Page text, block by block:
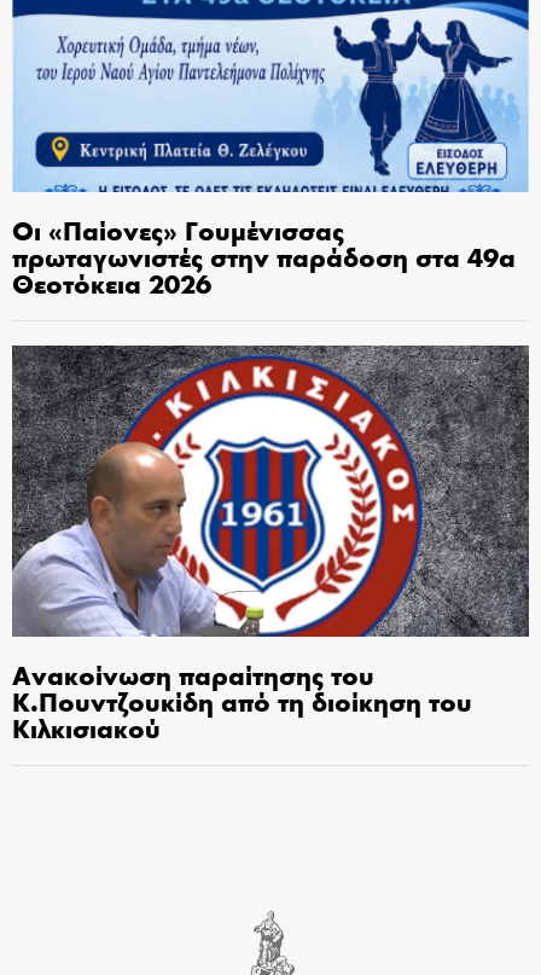
Οι «Παίονες» Γουμένισσας
πρωταγωνιστές στην παράδοση στα 49α
Θεοτόκεια 2026
Ανακοίνωση παραίτησης του
Κ.Πουντζουκίδη από τη διοίκηση του
Κιλκισιακού